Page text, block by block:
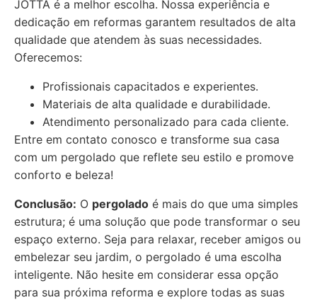
JOTTA é a melhor escolha. Nossa experiência e
dedicação em reformas garantem resultados de alta
qualidade que atendem às suas necessidades.
Oferecemos:
Profissionais capacitados e experientes.
Materiais de alta qualidade e durabilidade.
Atendimento personalizado para cada cliente.
Entre em contato conosco e transforme sua casa
com um pergolado que reflete seu estilo e promove
conforto e beleza!
Conclusão: O pergolado é mais do que uma simples
estrutura; é uma solução que pode transformar o seu
espaço externo. Seja para relaxar, receber amigos ou
embelezar seu jardim, o pergolado é uma escolha
inteligente. Não hesite em considerar essa opção
para sua próxima reforma e explore todas as suas